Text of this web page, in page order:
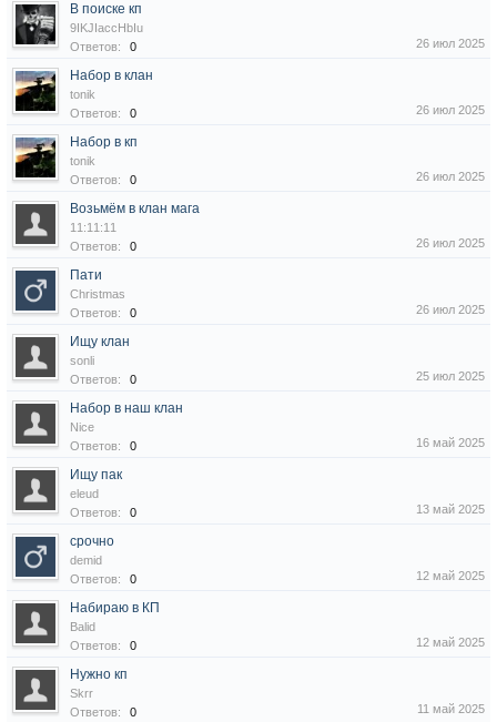
В поиске кп
9IKJIaccHbIu
Ответов:
0 26 июл 2025
Набор в клан
tonik
Ответов:
0 26 июл 2025
Набор в кп
tonik
Ответов:
0 26 июл 2025
Возьмём в клан мага
11:11:11
Ответов:
0 26 июл 2025
Пати
Christmas
Ответов:
0 26 июл 2025
Ищу клан
sonli
Ответов:
0 25 июл 2025
Набор в наш клан
Nice
Ответов:
0 16 май 2025
Ищу пак
eleud
Ответов:
0 13 май 2025
срочно
demid
Ответов:
0 12 май 2025
Набираю в КП
Balid
Ответов:
0 12 май 2025
Нужно кп
Skrr
Ответов:
0 11 май 2025